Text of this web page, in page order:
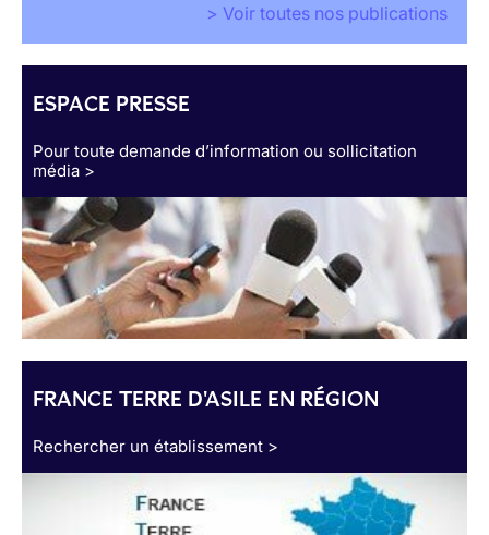
> Voir toutes nos publications
ESPACE PRESSE
Pour toute demande d’information ou sollicitation
média >
FRANCE TERRE D'ASILE EN RÉGION
Rechercher un établissement >